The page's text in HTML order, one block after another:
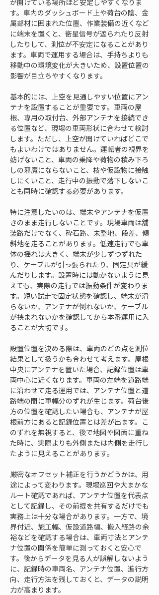
が開けている場所ほど安定しやすくなりま
す。車内のダッシュボード上や荷台の陰、金
属部材に囲まれた位置、作業装備の近くなど
に端末を置くと、衛星信号が遮られたり反射
したりして、測位が不安定になることがあり
ます。車両で運用する場合は、手持ちよりも
移動中の環境変化が大きいため、設置位置の
影響が目立ちやすくなります。
基本的には、上空を見通しやすい位置にアン
テナを設置することが重要です。車両の屋
根、専用の取付台、外部アンテナを接続でき
る位置など、現場の車両形状に合わせて検討
します。ただし、上空が開けていればどこで
もよいわけではありません。運転者の視界を
妨げないこと、車両の乗降や荷物の積み下ろ
しの邪魔にならないこと、枝や仮設物に接触
しにくいこと、走行中の振動で落下しないこ
とも同時に確認する必要があります。
特に注意したいのは、端末やアンテナを仮置
きのまま走行しないことです。現場車両は舗
装路だけでなく、砕石路、未整地、段差、傾
斜地を走ることがあります。低速走行でも車
体の揺れは大きく、端末が少しずつずれた
り、ケーブルが引っ張られたり、固定具が緩
んだりします。設置時には動かないように見
えても、実際の走行では振動条件が変わりま
す。短い試走で固定状態を確認し、端末が滑
らないか、アンテナが倒れないか、ケーブル
が挟まれないかを確認してから本番運用に入
ることが大切です。
設置位置を決める際は、車両のどの点を測位
結果として扱うかも合わせて考えます。屋根
中央にアンテナを置いた場合、記録位置は車
両中心に近くなります。車両の左端を道路端
に沿わせて走る運用では、アンテナ位置と道
路端の間に車幅分のずれが生じます。荷台後
方の位置を確認したい場合も、アンテナが屋
根前方にあると記録位置とは差が出ます。こ
のずれを無視すると、後で地図や図面に重ね
た時に、実際よりも外側または内側を走行し
たように見えることがあります。
厳密なオフセット補正を行うかどうかは、用
途によって変わります。現場巡回や大まかな
ルート確認であれば、アンテナ位置を代表点
として記録し、その前提を共有するだけでも
実務上は十分な場合があります。一方で、境
界付近、施工幅、仮設道路幅、搬入経路の余
裕などを確認する場合は、車両寸法とアンテ
ナ位置の関係を簡単に測っておくと安心で
す。後からデータを見る人が誤解しないよう
に、記録時の車両名、アンテナ位置、進行方
向、走行方法を残しておくと、データの説明
力が高まります。